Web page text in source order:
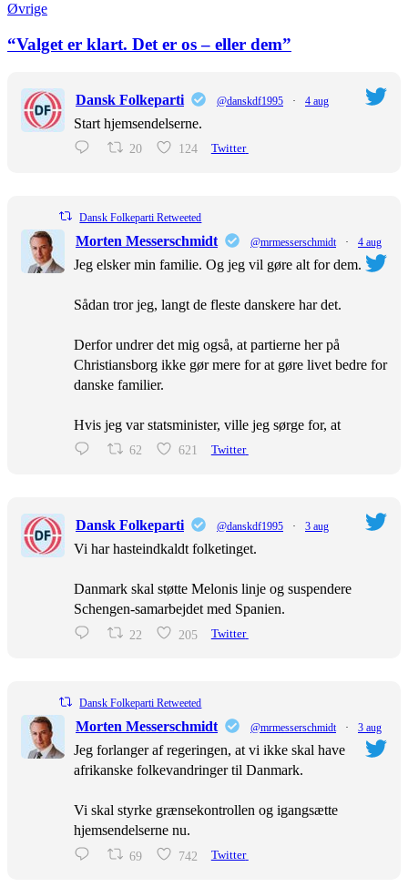
Øvrige
“Valget er klart. Det er os – eller dem”
Dansk Folkeparti @danskdf1995 · 4 aug
Start hjemsendelserne.
20 124 Twitter
Dansk Folkeparti Retweeted
Morten Messerschmidt @mrmesserschmidt · 4 aug
Jeg elsker min familie. Og jeg vil gøre alt for dem.
Sådan tror jeg, langt de fleste danskere har det.
Derfor undrer det mig også, at partierne her på
Christiansborg ikke gør mere for at gøre livet bedre for
danske familier.
Hvis jeg var statsminister, ville jeg sørge for, at
62 621 Twitter
Dansk Folkeparti @danskdf1995 · 3 aug
Vi har hasteindkaldt folketinget.
Danmark skal støtte Melonis linje og suspendere
Schengen-samarbejdet med Spanien.
22 205 Twitter
Dansk Folkeparti Retweeted
Morten Messerschmidt @mrmesserschmidt · 3 aug
Jeg forlanger af regeringen, at vi ikke skal have
afrikanske folkevandringer til Danmark.
Vi skal styrke grænsekontrollen og igangsætte
hjemsendelserne nu.
69 742 Twitter